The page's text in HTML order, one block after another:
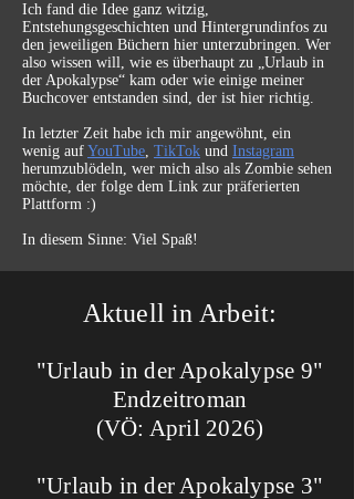
Ich fand die Idee ganz witzig,
Entstehungsgeschichten und Hintergrundinfos zu
den jeweiligen Büchern hier unterzubringen. Wer
also wissen will, wie es überhaupt zu „Urlaub in
der Apokalypse“ kam oder wie einige meiner
Buchcover entstanden sind, der ist hier richtig.
In letzter Zeit habe ich mir angewöhnt, ein
wenig auf YouTube, TikTok und Instagram
herumzublödeln, wer mich also als Zombie sehen
möchte, der folge dem Link zur präferierten
Plattform :)
In diesem Sinne: Viel Spaß!
Aktuell in Arbeit:
"Urlaub in der Apokalypse 9"
Endzeitroman
(VÖ: April 2026)
"Urlaub in der Apokalypse 3"